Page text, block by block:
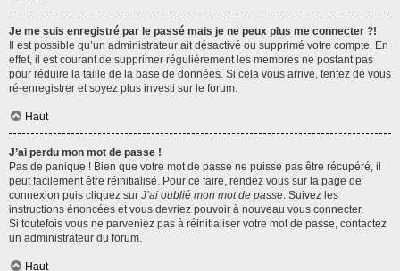
Je me suis enregistré par le passé mais je ne peux plus me connecter ?!
Il est possible qu’un administrateur ait désactivé ou supprimé votre compte. En
effet, il est courant de supprimer régulièrement les membres ne postant pas
pour réduire la taille de la base de données. Si cela vous arrive, tentez de vous
ré-enregistrer et soyez plus investi sur le forum.
Haut
J’ai perdu mon mot de passe !
Pas de panique ! Bien que votre mot de passe ne puisse pas être récupéré, il
peut facilement être réinitialisé. Pour ce faire, rendez vous sur la page de
connexion puis cliquez sur J’ai oublié mon mot de passe. Suivez les
instructions énoncées et vous devriez pouvoir à nouveau vous connecter.
Si toutefois vous ne parveniez pas à réinitialiser votre mot de passe, contactez
un administrateur du forum.
Haut